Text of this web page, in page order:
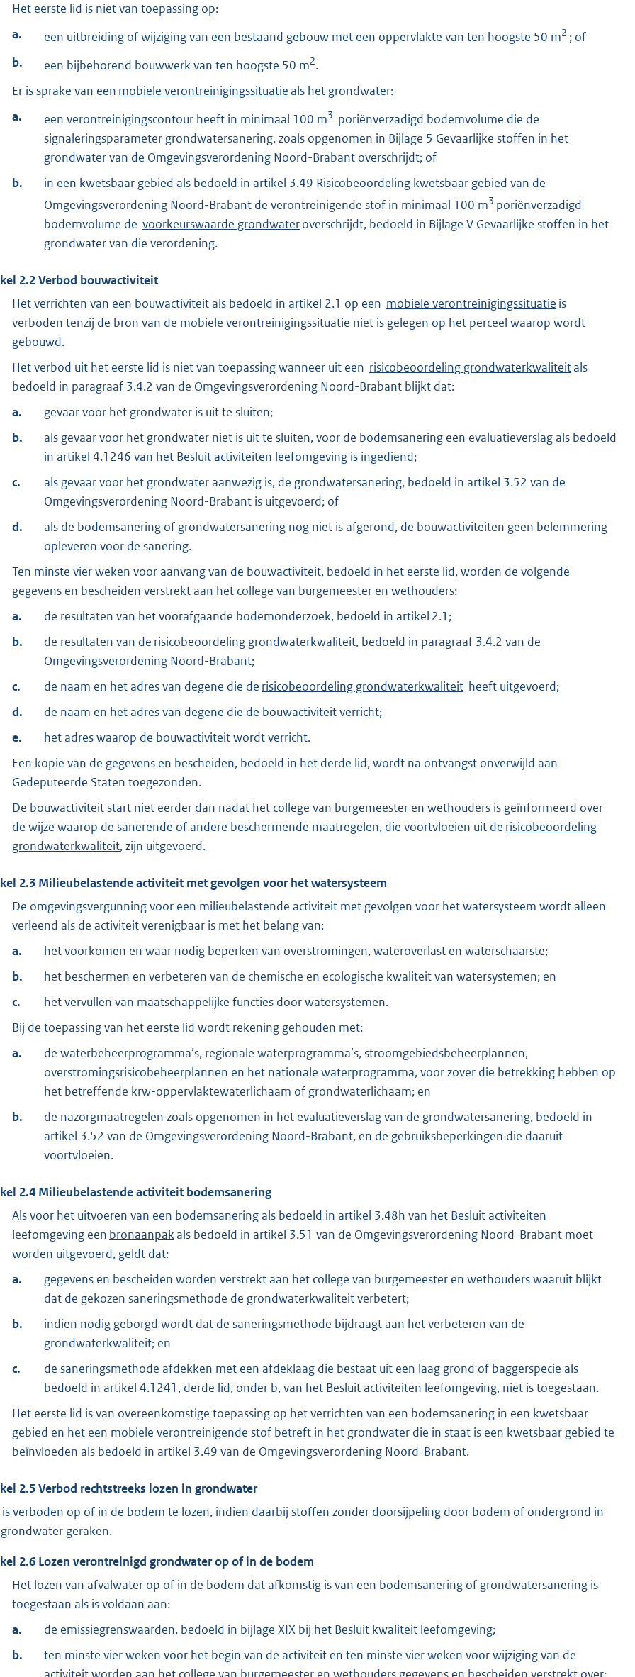
Het eerste lid is niet van toepassing op:
a.
een uitbreiding of wijziging van een bestaand gebouw met een oppervlakte van ten hoogste 50 m2 ; of
b.
een bijbehorend bouwwerk van ten hoogste 50 m2.
Er is sprake van een mobiele verontreinigingssituatieals het grondwater:
a.
een verontreinigingscontour heeft in minimaal 100 m3 poriënverzadigd bodemvolume die de
signaleringsparameter grondwatersanering, zoals opgenomen in Bijlage 5 Gevaarlijke stoffen in het
grondwater van de Omgevingsverordening Noord-Brabant overschrijdt; of
b.
in een kwetsbaar gebied als bedoeld in artikel 3.49 Risicobeoordeling kwetsbaar gebied van de
Omgevingsverordening Noord-Brabant de verontreinigende stof in minimaal 100 m3 poriënverzadigd
bodemvolume de voorkeurswaarde grondwateroverschrijdt, bedoeld in Bijlage V Gevaarlijke stoffen in het
grondwater van die verordening.
2.2Verbod bouwactiviteit
Het verrichten van een bouwactiviteit als bedoeld in artikel 2.1 op een mobiele verontreinigingssituatie is
verboden tenzij de bron van de mobiele verontreinigingssituatie niet is gelegen op het perceel waarop wordt
gebouwd.
Het verbod uit het eerste lid is niet van toepassing wanneer uit een risicobeoordeling grondwaterkwaliteitals
bedoeld in paragraaf 3.4.2 van de Omgevingsverordening Noord-Brabant blijkt dat:
a.
gevaar voor het grondwater is uit te sluiten;
b.
als gevaar voor het grondwater niet is uit te sluiten, voor de bodemsanering een evaluatieverslag als bedoeld
in artikel 4.1246 van het Besluit activiteiten leefomgeving is ingediend;
c.
als gevaar voor het grondwater aanwezig is, de grondwatersanering, bedoeld in artikel 3.52 van de
Omgevingsverordening Noord-Brabant is uitgevoerd; of
d.
als de bodemsanering of grondwatersanering nog niet is afgerond, de bouwactiviteiten geen belemmering
opleveren voor de sanering.
Ten minste vier weken voor aanvang van de bouwactiviteit, bedoeld in het eerste lid, worden de volgende
gegevens en bescheiden verstrekt aan het college van burgemeester en wethouders:
a.
de resultaten van het voorafgaande bodemonderzoek, bedoeld in artikel 2.1;
b.
de resultaten van de risicobeoordeling grondwaterkwaliteit, bedoeld in paragraaf 3.4.2 van de
Omgevingsverordening Noord-Brabant;
c.
de naam en het adres van degene die de risicobeoordeling grondwaterkwaliteit heeft uitgevoerd;
d.
de naam en het adres van degene die de bouwactiviteit verricht;
e.
het adres waarop de bouwactiviteit wordt verricht.
Een kopie van de gegevens en bescheiden, bedoeld in het derde lid, wordt na ontvangst onverwijld aan
Gedeputeerde Staten toegezonden.
De bouwactiviteit start niet eerder dan nadat het college van burgemeester en wethouders is geïnformeerd over
de wijze waarop de sanerende of andere beschermende maatregelen, die voortvloeien uit de risicobeoordeling
grondwaterkwaliteit, zijn uitgevoerd.
2.3 Milieubelastende activiteit met gevolgen voor het watersysteem
De omgevingsvergunning voor een milieubelastende activiteit met gevolgen voor het watersysteem wordt alleen
verleend als de activiteit verenigbaar is met het belang van:
a.
het voorkomen en waar nodig beperken van overstromingen, wateroverlast en waterschaarste;
b.
het beschermen en verbeteren van de chemische en ecologische kwaliteit van watersystemen; en
c.
het vervullen van maatschappelijke functies door watersystemen.
Bij de toepassing van het eerste lid wordt rekening gehouden met:
a.
de waterbeheerprogramma’s, regionale waterprogramma’s, stroomgebiedsbeheerplannen,
overstromingsrisicobeheerplannen en het nationale waterprogramma, voor zover die betrekking hebben op
het betreffende krw-oppervlaktewaterlichaam of grondwaterlichaam; en
b.
de nazorgmaatregelen zoals opgenomen in het evaluatieverslag van de grondwatersanering, bedoeld in
artikel 3.52 van de Omgevingsverordening Noord-Brabant, en de gebruiksbeperkingen die daaruit
voortvloeien.
2.4 Milieubelastende activiteit bodemsanering
Als voor het uitvoeren van een bodemsanering als bedoeld in artikel 3.48h van het Besluit activiteiten
leefomgeving een bronaanpakals bedoeld in artikel 3.51 van de Omgevingsverordening Noord-Brabant moet
worden uitgevoerd, geldt dat:
a.
gegevens en bescheiden worden verstrekt aan het college van burgemeester en wethouders waaruit blijkt
dat de gekozen saneringsmethode de grondwaterkwaliteit verbetert;
b.
indien nodig geborgd wordt dat de saneringsmethode bijdraagt aan het verbeteren van de
grondwaterkwaliteit; en
c.
de saneringsmethode afdekken met een afdeklaag die bestaat uit een laag grond of baggerspecie als
bedoeld in artikel 4.1241, derde lid, onder b, van het Besluit activiteiten leefomgeving, niet is toegestaan.
Het eerste lid is van overeenkomstige toepassing op het verrichten van een bodemsanering in een kwetsbaar
gebied en het een mobiele verontreinigende stof betreft in het grondwater die in staat is een kwetsbaar gebied te
beïnvloeden als bedoeld in artikel 3.49 van de Omgevingsverordening Noord-Brabant.
2.5Verbod rechtstreeks lozen in grondwater
verboden op of in de bodem te lozen, indien daarbij stoffen zonder doorsijpeling door bodem of ondergrond in
geraken.
2.6 Lozen verontreinigd grondwater op of in de bodem
Het lozen van afvalwater op of in de bodem dat afkomstig is van een bodemsanering of grondwatersanering is
toegestaan als is voldaan aan:
a.
de emissiegrenswaarden, bedoeld in bijlage XIX bij het Besluit kwaliteit leefomgeving;
b.
ten minste vier weken voor het begin van de activiteit en ten minste vier weken voor wijziging van de